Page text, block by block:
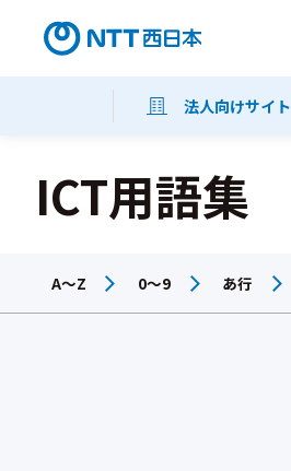
法人向けサイト
ICT用語集
A～Z 0～9 あ行